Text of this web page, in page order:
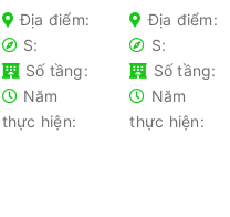
đầu xây
nhà nên
tránh
Địa điểm:
S:
Số tầng:
Năm
thực hiện:
2025 –
Tối ưu chi
phí
Địa điểm:
S:
Số tầng:
Năm
thực hiện: